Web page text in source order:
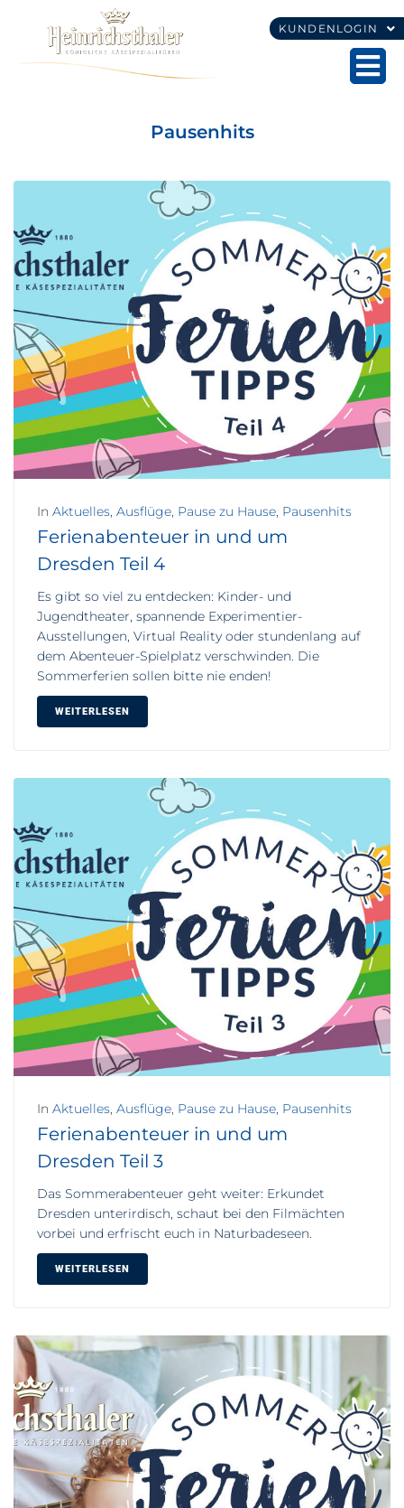
KUNDENLOGIN
Pausenhits
In Aktuelles, Ausflüge, Pause zu Hause, Pausenhits
Ferienabenteuer in und um
Dresden Teil 4
Es gibt so viel zu entdecken: Kinder- und
Jugendtheater, spannende Experimentier-
Ausstellungen, Virtual Reality oder stundenlang auf
dem Abenteuer-Spielplatz verschwinden. Die
Sommerferien sollen bitte nie enden!
WEITERLESEN
In Aktuelles, Ausflüge, Pause zu Hause, Pausenhits
Ferienabenteuer in und um
Dresden Teil 3
Das Sommerabenteuer geht weiter: Erkundet
Dresden unterirdisch, schaut bei den Filmächten
vorbei und erfrischt euch in Naturbadeseen.
WEITERLESEN